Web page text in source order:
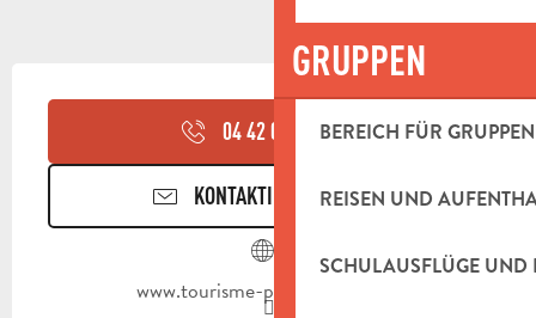
GRUPPEN
BEREICH FÜR GRUPPEN
REISEN UND
SCHULAUSFLÜGE UND
ÖFFNUNGSZEITEN &
04 42 03 49▒▒
KONTAKTIEREN SIE UNS
www.tourisme-paysdaubagne.fr